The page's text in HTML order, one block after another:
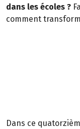
dans les écoles ?
comment
Dans ce